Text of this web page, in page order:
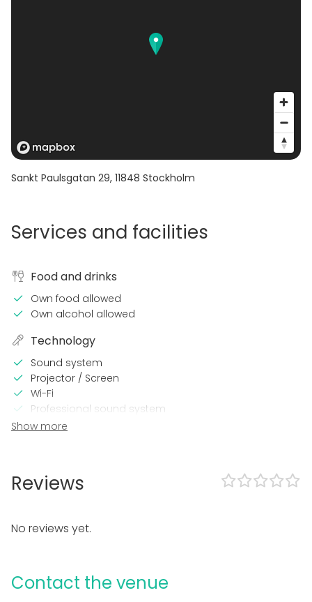
Sankt Paulsgatan 29, 11848 Stockholm
Services and facilities
Food and drinks
Own food allowed
Own alcohol allowed
Technology
Sound system
Projector / Screen
Wi-Fi
Professional sound system
Printer
Late night events OK
Can play own music
Can bring a band
Equipment
Show more
Reviews
No reviews yet.
Contact the venue